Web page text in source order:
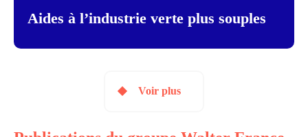
Aides à l’industrie verte plus souples
Voir plus